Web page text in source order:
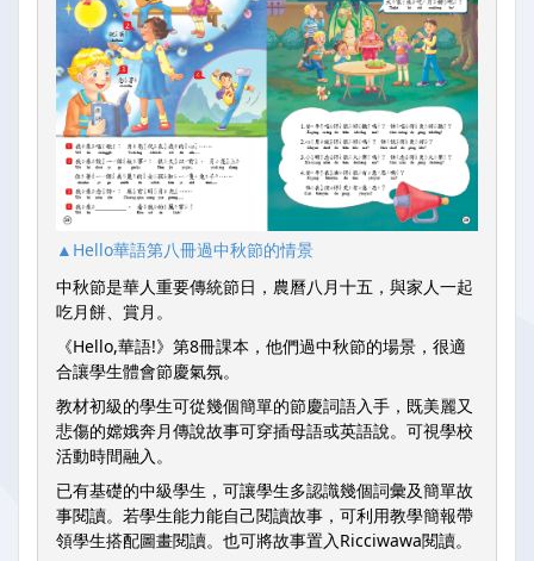
▲Hello華語第八冊過中秋節的情景
中秋節是華人重要傳統節日，農曆八月十五，與家人一起
吃月餅、賞月。
《Hello,華語!》第8冊課本，他們過中秋節的場景，很適
合讓學生體會節慶氣氛。
教材初級的學生可從幾個簡單的節慶詞語入手，既美麗又
悲傷的嫦娥奔月傳說故事可穿插母語或英語說。可視學校
活動時間融入。
已有基礎的中級學生，可讓學生多認識幾個詞彙及簡單故
事閱讀。若學生能力能自己閱讀故事，可利用教學簡報帶
領學生搭配圖畫閱讀。也可將故事置入Ricciwawa閱讀。